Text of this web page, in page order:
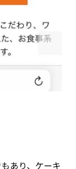
あり、ケーキ